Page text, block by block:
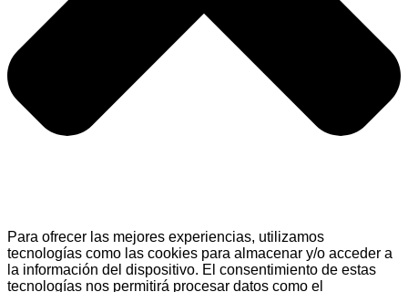
Para ofrecer las mejores experiencias, utilizamos
tecnologías como las cookies para almacenar y/o acceder a
la información del dispositivo. El consentimiento de estas
tecnologías nos permitirá procesar datos como el